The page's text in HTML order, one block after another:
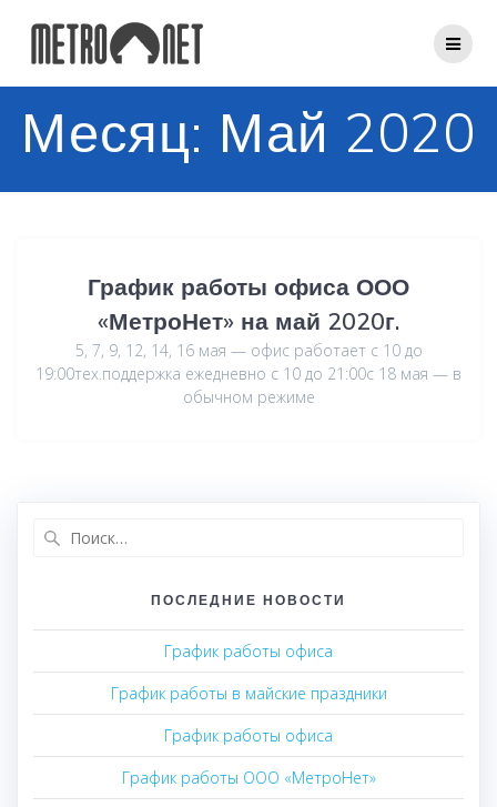
Месяц: Май 2020
График работы офиса ООО
«МетроНет» на май 2020г.
5, 7, 9, 12, 14, 16 мая — офис работает с 10 до
19:00тех.поддержка ежедневно с 10 до 21:00c 18 мая — в
обычном режиме
ПОСЛЕДНИЕ НОВОСТИ
График работы офиса
График работы в майские праздники
График работы офиса
График работы ООО «МетроНет»